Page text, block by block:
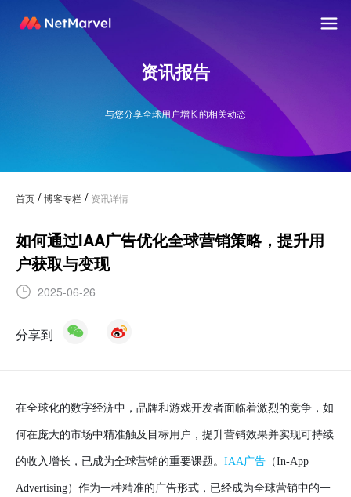
资讯报告
与您分享全球用户增长的相关动态
首页 /博客专栏 / 资讯详情
如何通过IAA广告优化全球营销策略，提升用
户获取与变现
2025-06-26
分享到
在全球化的数字经济中，品牌和游戏开发者面临着激烈的竞争，如
何在庞大的市场中精准触及目标用户，提升营销效果并实现可持续
的收入增长，已成为全球营销的重要课题。 IAA广告 （In-App
Advertising）作为一种精准的广告形式，已经成为全球营销中的一